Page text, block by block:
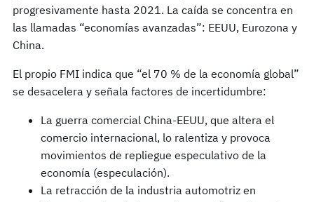
progresivamente hasta 2021. La caída se concentra en
las llamadas “economías avanzadas”: EEUU, Eurozona y
China.
El propio FMI indica que “el 70 % de la economía global”
se desacelera y señala factores de incertidumbre:
La guerra comercial China-EEUU, que altera el
comercio internacional, lo ralentiza y provoca
movimientos de repliegue especulativo de la
economía (especulación).
La retracción de la industria automotriz en